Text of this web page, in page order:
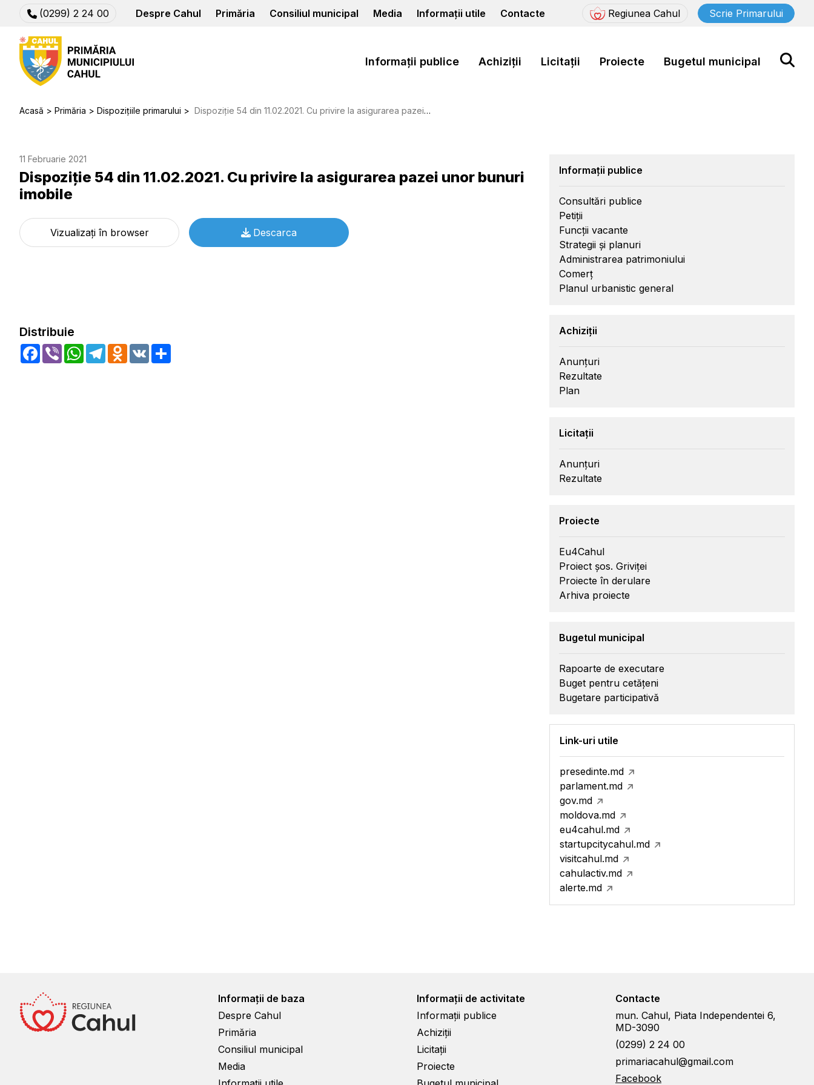
(0299) 2 24 00 Despre Cahul Primăria Consiliul municipal Media Informații utile Contacte Regiunea Cahul Scrie Primarului
Informații publice Achiziții Licitații Proiecte Bugetul municipal
Acasă Primăria Dispozițiile primarului Dispoziție 54 din 11.02.2021. Cu privire la asigurarea pazei unor bunuri imobile
11 Februarie 2021
Dispoziție 54 din 11.02.2021. Cu privire la asigurarea pazei unor bunuri
imobile
Vizualizați în browser Descarca
Distribuie
Facebook
Viber WhatsApp
TelegramOdnoklassniki
VK
Informații publice
Consultări publice
Petiții
Funcții vacante
Strategii și planuri
Administrarea patrimoniului
Comerț
Planul urbanistic general
Achiziții
Anunțuri
Rezultate
Plan
Licitații
Anunțuri
Rezultate
Proiecte
Eu4Cahul
Proiect șos. Griviței
Proiecte în derulare
Arhiva proiecte
Bugetul municipal
Rapoarte de executare
Buget pentru cetățeni
Bugetare participativă
Link-uri utile
presedinte.md
parlament.md
gov.md
moldova.md
eu4cahul.md
startupcitycahul.md
visitcahul.md
cahulactiv.md
alerte.md
Informații de baza
Despre Cahul
Primăria
Consiliul municipal
Media
Informații de activitate
Informații publice
Achiziții
Licitații
Proiecte
Contacte
mun. Cahul, Piata Independentei 6,
MD-3090
(0299) 2 24 00
primariacahul@gmail.com
Facebook